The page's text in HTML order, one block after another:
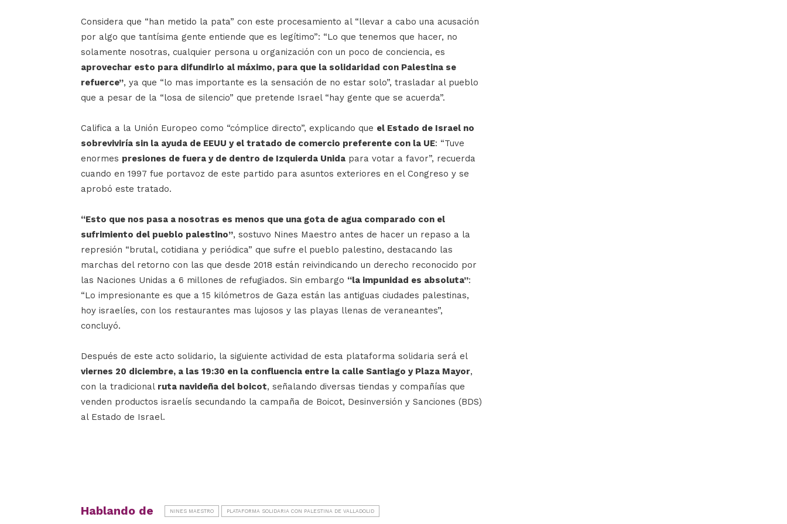
Considera que “han metido la pata” con este procesamiento al “llevar a cabo una acusación
por algo que tantísima gente entiende que es legítimo”: “Lo que tenemos que hacer, no
solamente nosotras, cualquier persona u organización con un poco de conciencia, es
aprovechar esto para difundirlo al máximo, para que la solidaridad con Palestina se
refuerce”, ya que “lo mas importante es la sensación de no estar solo”, trasladar al pueblo
que a pesar de la “losa de silencio” que pretende Israel “hay gente que se acuerda”.
Califica a la Unión Europeo como “cómplice directo”, explicando que el Estado de Israel no
sobreviviría sin la ayuda de EEUU y el tratado de comercio preferente con la UE: “Tuve
enormes presiones de fuera y de dentro de Izquierda Unida para votar a favor”, recuerda
cuando en 1997 fue portavoz de este partido para asuntos exteriores en el Congreso y se
aprobó este tratado.
“Esto que nos pasa a nosotras es menos que una gota de agua comparado con el
sufrimiento del pueblo palestino”, sostuvo Nines Maestro antes de hacer un repaso a la
represión “brutal, cotidiana y periódica” que sufre el pueblo palestino, destacando las
marchas del retorno con las que desde 2018 están reivindicando un derecho reconocido por
las Naciones Unidas a 6 millones de refugiados. Sin embargo “la impunidad es absoluta”:
“Lo impresionante es que a 15 kilómetros de Gaza están las antiguas ciudades palestinas,
hoy israelíes, con los restaurantes mas lujosos y las playas llenas de veraneantes”,
concluyó.
Después de este acto solidario, la siguiente actividad de esta plataforma solidaria será el
viernes 20 diciembre, a las 19:30 en la confluencia entre la calle Santiago y Plaza Mayor,
con la tradicional ruta navideña del boicot, señalando diversas tiendas y compañías que
venden productos israelís secundando la campaña de Boicot, Desinversión y Sanciones (BDS)
al Estado de Israel.
Hablando de NINES MAESTRO PLATAFORMA SOLIDARIA CON PALESTINA DE VALLADOLID